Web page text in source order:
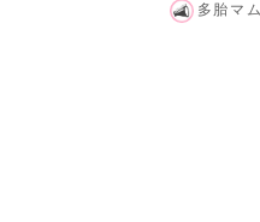
多胎マ